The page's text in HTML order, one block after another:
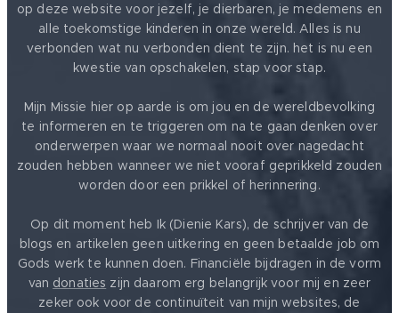
op deze website voor jezelf, je dierbaren, je medemens en
alle toekomstige kinderen in onze wereld. Alles is nu
verbonden wat nu verbonden dient te zijn. het is nu een
kwestie van opschakelen, stap voor stap.
Mijn Missie hier op aarde is om jou en de wereldbevolking
te informeren en te triggeren om na te gaan denken over
onderwerpen waar we normaal nooit over nagedacht
zouden hebben wanneer we niet vooraf geprikkeld zouden
worden door een prikkel of herinnering.
Op dit moment heb Ik (Dienie Kars), de schrijver van de
blogs en artikelen geen uitkering en geen betaalde job om
Gods werk te kunnen doen. Financiële bijdragen in de vorm
van donaties zijn daarom erg belangrijk voor mij en zeer
zeker ook voor de continuïteit van mijn websites, de